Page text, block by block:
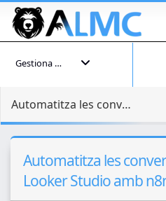
Gestiona el teu compte
Automatitza les converses de WhatsApp a Looker Studio amb n8n
Automatitza les
Looker Studio amb